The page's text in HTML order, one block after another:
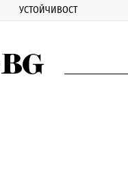
УСТОЙЧИВОСТ